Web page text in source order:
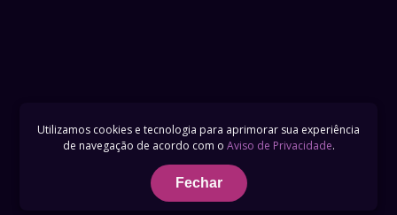
Utilizamos cookies e tecnologia para aprimorar sua experiência
de navegação de acordo com o Aviso de Privacidade.
Fechar